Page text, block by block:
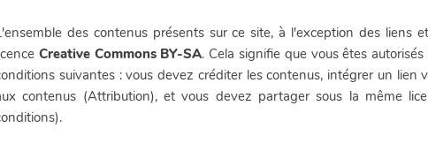
des contenus présents sur ce site, à l'exception des liens
Creative Commons BY-SA. Cela signifie que vous êtes
suivantes : vous devez créditer les contenus, intégrer un
contenus (Attribution), et vous devez partager sous la même